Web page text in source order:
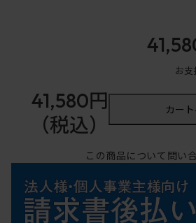
お
41,580円
（税込）
カー
この商品について問い